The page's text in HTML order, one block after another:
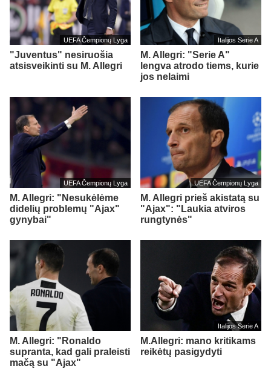
UEFA Čempionų Lyga
"Juventus" nesiruošia
atsisveikinti su M. Allegri
Italijos Serie A
M. Allegri: "Serie A"
lengva atrodo tiems, kurie
jos nelaimi
UEFA Čempionų Lyga
M. Allegri: "Nesukėlėme
didelių problemų "Ajax"
gynybai"
UEFA Čempionų Lyga
M. Allegri prieš akistatą su
"Ajax": "Laukia atviros
rungtynės"
M. Allegri: "Ronaldo
supranta, kad gali praleisti
mačą su "Ajax"
Italijos Serie A
M.Allegri: mano kritikams
reikėtų pasigydyti